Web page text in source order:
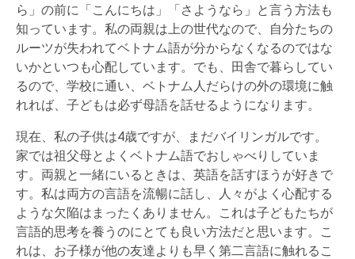
ら」の前に「こんにちは」「さようなら」と言う方法も
知っています。私の両親は上の世代なので、自分たちの
ルーツが失われてベトナム語が分からなくなるのではな
いかといつも心配しています。でも、田舎で暮らしてい
るので、学校に通い、ベトナム人だらけの外の環境に触
れれば、子どもは必ず母語を話せるようになります。
現在、私の子供は4歳ですが、まだバイリンガルです。
家では祖父母とよくベトナム語でおしゃべりしていま
す。両親と一緒にいるときは、英語を話すほうが好きで
す。私は両方の言語を流暢に話し、人々がよく心配する
ような欠陥はまったくありません。これは子どもたちが
言語的思考を養うのにとても良い方法だと思います。こ
れは、お子様が他の友達よりも早く第二言語に触れるこ
Bạn đang hoặc có nhu cầu học và thi chứng chỉ tiếng
Anh? Bạn chưa biết bắt đầu từ đâu hoặc chưa tìm thấy
công cụ nào để học mọi lúc, mọi nơi? Hãy tải ngay App
Luyện Thi tiếng Anh Online: EnglishMax